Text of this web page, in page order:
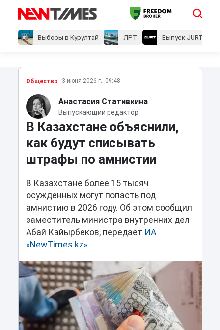
Выборы в Курултай ЛРТ Выпуск JURT
Общество 3 июня 2026 г., 09:48
Анастасия Стативкина
Выпускающий редактор
В Казахстане объяснили,
как будут списывать
штрафы по амнистии
В Казахстане более 15 тысяч
осужденных могут попасть под
амнистию в 2026 году. Об этом сообщил
заместитель министра внутренних дел
Абай Кайырбеков, передает ИА
«NewTimes.kz».